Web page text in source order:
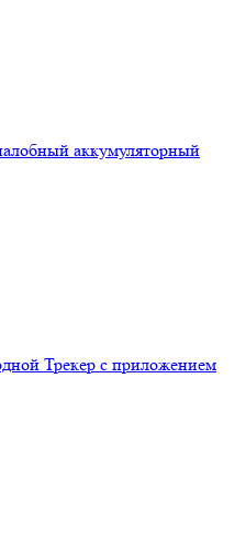
аккумуляторный
Трекер с приложением